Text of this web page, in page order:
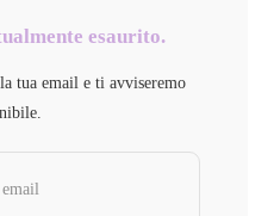
esaurito.
tua email e ti avviseremo